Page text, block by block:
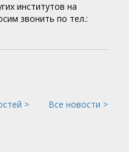
институтов на
звонить по тел.:
> Все новости >